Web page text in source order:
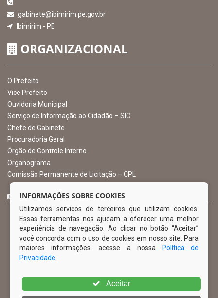
INSTITUCIONAL
Atendimento: 07:00hs às 13:00hs
gabinete@ibimirim.pe.gov.br
Ibimirim - PE
ORGANIZACIONAL
O Prefeito
Vice Prefeito
Ouvidoria Municipal
Serviço de Informação ao Cidadão – SIC
Chefe de Gabinete
Procuradoria Geral
Órgão de Controle Interno
Organograma
CURTA NOSSA FAN PAGE
INFORMAÇÕES SOBRE COOKIES
Utilizamos serviços de terceiros que utilizam cookies.
Essas ferramentas nos ajudam a oferecer uma melhor
experiência de navegação. Ao clicar no botão “Aceitar”
você concorda com o uso de cookies em nosso site. Para
maiores informações, acesse a nossa
Política de
Privacidade
Aceitar